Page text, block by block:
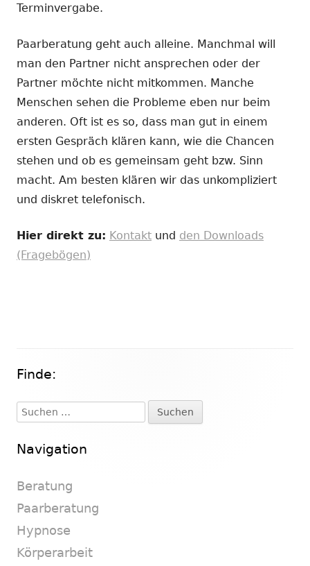
Terminvergabe.
Paarberatung geht auch alleine. Manchmal will
man den Partner nicht ansprechen oder der
Partner möchte nicht mitkommen. Manche
Menschen sehen die Probleme eben nur beim
anderen. Oft ist es so, dass man gut in einem
ersten Gespräch klären kann, wie die Chancen
stehen und ob es gemeinsam geht bzw. Sinn
macht. Am besten klären wir das unkompliziert
und diskret telefonisch.
Hier direkt zu: Kontakt und den Downloads
(Fragebögen)
Haupt-
Seitenleiste
Finde:
Suchen
nach:
Navigation
Beratung
Paarberatung
Hypnose
Körperarbeit